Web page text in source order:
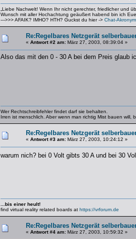
„Liebe Nachwelt! Wenn Ihr nicht gerechter, friedlicher und
Wunsch mit aller Hochachtung geäußert habend bin ich
--->>> AFAIK? IMHO? HTH? Guckst du hier -> Chat-
Re:Regelbares Netzgerät
« Antwort #2 am: März 27, 2003, 08:39:04 »
Also das mit den 0 - 30 A bei dem Preis glaub
Wer Rechtschreibfehler findet darf sie behalten.
Irren ist menschlich. Aber wenn man richtig Mist bauen will,
Re:Regelbares Netzgerät
« Antwort #3 am: März 27, 2003, 10:24:12 »
warum nich? bei 0 Volt gibts 30 A und bei 30
...bis einer heult!
find virtual reality related boards at https://vrforum.de
Re:Regelbares Netzgerät
« Antwort #4 am: März 27, 2003, 10:59:32 »